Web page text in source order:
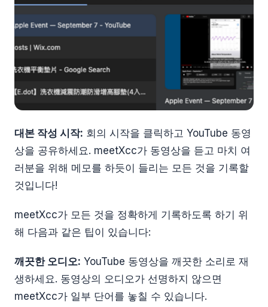
대본 작성 시작: 회의 시작을 클릭하고 YouTube 동영
상을 공유하세요. meetXcc가 동영상을 듣고 마치 여
러분을 위해 메모를 하듯이 들리는 모든 것을 기록할
것입니다!
meetXcc가 모든 것을 정확하게 기록하도록 하기 위
해 다음과 같은 팁이 있습니다:
깨끗한 오디오: YouTube 동영상을 깨끗한 소리로 재
생하세요. 동영상의 오디오가 선명하지 않으면
meetXcc가 일부 단어를 놓칠 수 있습니다.